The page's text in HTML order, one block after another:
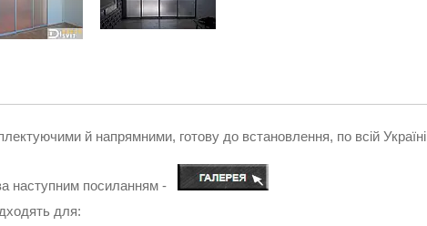
й напрямними, готову до встановлення, по всій Україні
наступним посиланням -
для: